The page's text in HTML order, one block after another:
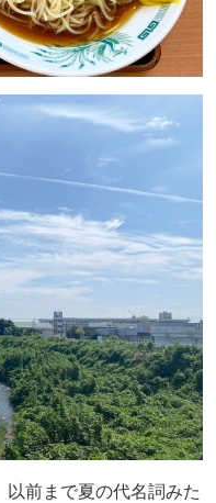
以前まで夏の代名詞みた